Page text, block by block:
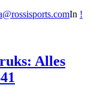
In !
Alles